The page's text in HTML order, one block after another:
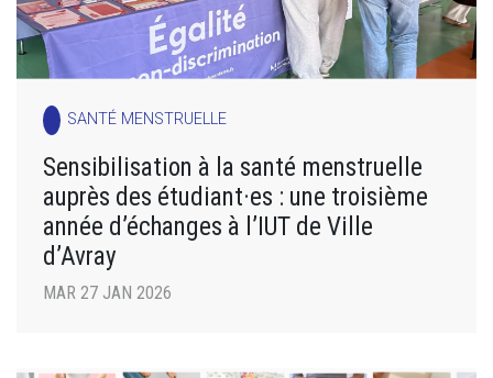
SANTÉ MENSTRUELLE
Sensibilisation à la santé menstruelle
auprès des étudiant·es : une troisième
année d’échanges à l’IUT de Ville
d’Avray
MAR 27 JAN 2026